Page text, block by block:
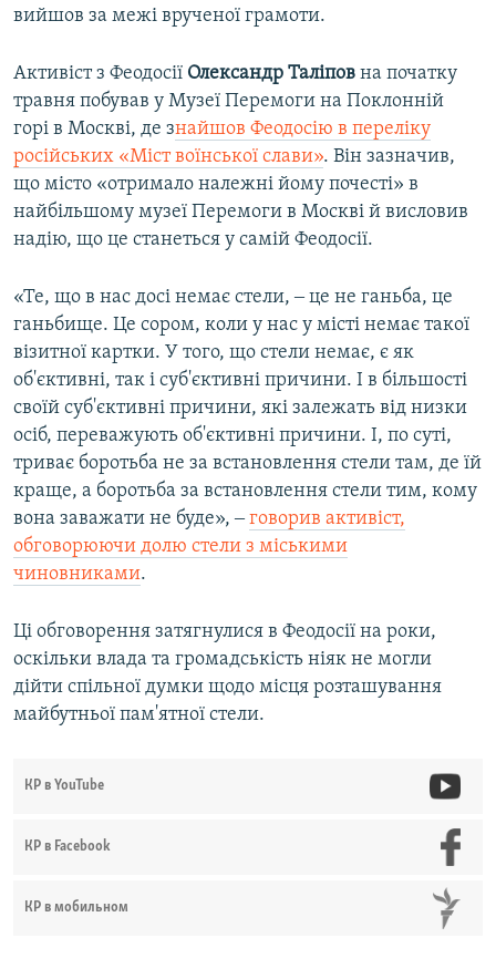
вийшов за межі врученої грамоти.
Активіст з Феодосії Олександр Таліпов на початку
травня побував у Музеї Перемоги на Поклонній
горі в Москві, де знайшов Феодосію в переліку
російських «Міст воїнської слави». Він зазначив,
що місто «отримало належні йому почесті» в
найбільшому музеї Перемоги в Москві й висловив
надію, що це станеться у самій Феодосії.
«Те, що в нас досі немає стели, ‒ це не ганьба, це
ганьбище. Це сором, коли у нас у місті немає такої
візитної картки. У того, що стели немає, є як
об'єктивні, так і суб'єктивні причини. І в більшості
своїй суб'єктивні причини, які залежать від низки
осіб, переважують об'єктивні причини. І, по суті,
триває боротьба не за встановлення стели там, де їй
краще, а боротьба за встановлення стели тим, кому
вона заважати не буде», ‒говорив активіст,
обговорюючи долю стели з міськими
чиновниками.
Ці обговорення затягнулися в Феодосії на роки,
оскільки влада та громадськість ніяк не могли
дійти спільної думки щодо місця розташування
майбутньої пам'ятної стели.
КР в YouTube
КР в Facebook
КР в мобильном